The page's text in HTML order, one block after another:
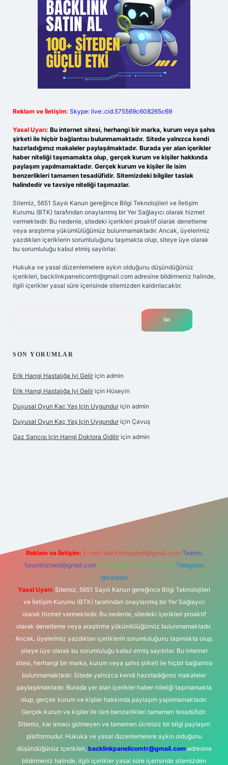
Reklam ve İletişim: Skype: live:.cid.575569c608265c69
Yasal Uyarı: Bu internet sitesi, herhangi bir marka, kurum veya şahıs
şirketi ile hiçbir bağlantısı bulunmamaktadır. Sitede yalnızca kendi
hazırladığımız makaleler paylaşılmaktadır. Burada yer alan içerikler
haber niteliği taşımamakta olup, gerçek kurum ve kişiler hakkında
paylaşım yapılmamaktadır. Gerçek kurum ve kişiler ile isim
benzerlikleri tamamen tesadüfidir. Sitemizdeki bilgiler taslak
halindedir ve tavsiye niteliği taşımazlar.
Sitemiz, 5651 Sayılı Kanun gereğince Bilgi Teknolojileri ve İletişim
Kurumu (BTK) tarafından onaylanmış bir Yer Sağlayıcı olarak hizmet
vermektedir. Bu nedenle, sitedeki içerikleri proaktif olarak denetleme
veya araştırma yükümlülüğümüz bulunmamaktadır. Ancak, üyelerimiz
yazdıkları içeriklerin sorumluluğunu taşımakta olup, siteye üye olarak
bu sorumluluğu kabul etmiş sayılırlar.
Hukuka ve yasal düzenlemelere aykırı olduğunu düşündüğünüz
içerikleri, backlinkpanelicomtr@gmail.com adresine bildirmeniz halinde,
ilgili içerikler yasal süre içerisinde sitemizden kaldırılacaktır.
SON YORUMLAR
Erik Hangi Hastalığa Iyi Gelir için admin
Erik Hangi Hastalığa Iyi Gelir için Hüseyin
Duyusal Oyun Kaç Yaş Için Uygundur için admin
Duyusal Oyun Kaç Yaş Için Uygundur için Çavuş
Gaz Sancısı Için Hangi Doktora Gidilir için admin
Reklam ve İletişim: E-mail: backlinkpaneli@gmail.com Teams:
forumhizmeti@gmail.com Whatsapp: 0262 606 0 726 Telegram:
@karabul
Yasal Uyarı: Sitemiz, 5651 Sayılı Kanun gereğince Bilgi Teknolojileri
ve İletişim Kurumu (BTK) tarafından onaylanmış bir Yer Sağlayıcı
olarak hizmet vermektedir. Bu nedenle, sitedeki içerikleri proaktif
olarak denetleme veya araştırma yükümlülüğümüz bulunmamaktadır.
Ancak, üyelerimiz yazdıkları içeriklerin sorumluluğunu taşımakta olup,
siteye üye olarak bu sorumluluğu kabul etmiş sayılırlar. Bu internet
sitesi, herhangi bir marka, kurum veya şahıs şirketi ile hiçbir bağlantısı
bulunmamaktadır. Sitede yalnızca kendi hazırladığımız makaleler
paylaşılmaktadır. Burada yer alan içerikler haber niteliği taşımamakta
olup, gerçek kurum ve kişiler hakkında paylaşım yapılmamaktadır.
Gerçek kurum ve kişiler ile isim benzerlikleri tamamen tesadüfidir.
Sitemiz, kar amacı gütmeyen ve tamamen ücretsiz bir bilgi paylaşım
platformudur. Hukuka ve yasal düzenlemelere aykırı olduğunu
düşündüğünüz içerikleri, backlinkpanelicomtr@gmail.comadresine
bildirmeniz halinde, ilgili içerikler yasal süre içerisinde sitemizden